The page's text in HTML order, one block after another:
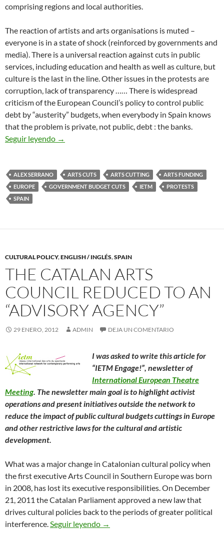
comprising regions and local authorities.
The reaction of artists and arts organisations is muted –
everyone is in a state of shock (reinforced by governments and
media). There is a universal reaction against cuts in public
services, including education and health as well as culture, but
culture is the last in the line. Other issues in the protests are
corruption, lack of transparency …… There is widespread
criticism of the European Council’s policy to control public
debt by “austerity” budgets, when everybody in Spain knows
that the problem is private, not public, debt : the banks.
Seguir leyendo News from de Spanish Cultural Sector: Budget
→
ALEX SERRANO ARTS CUTS ARTS CUTTING
ARTS FUNDING
EUROPE
GOVERNMENT BUDGET CUTS IETM
PROTESTS
SPAIN
CULTURAL POLICY,ENGLISH / INGLÉS,SPAIN
THE CATALAN ARTS
COUNCIL REDUCED TO AN
“ADVISORY AGENCY”
29 ENERO, 2012 ADMIN DEJA UN COMENTARIO
I was asked to write this article for
“IETM Engage!”, newsletter of
International European Theatre
Meeting. The newsletter main goal is to highlight activist
operations and present initiatives outside the network to
reduce the impact of public cultural budgets cuttings in Europe
and other restrictive laws for the cultural and artistic
development.
What was a major change in Catalonian cultural policy when
the first executive Arts Council in Southern Europe was born
in 2008, has lost its executive responsibilities. On December
21, 2011 the Catalan Parliament approved a new law that
drives cultural policies back to the periods of greater political
interference.Seguir leyendo The Catalan Arts Council Reduced
→